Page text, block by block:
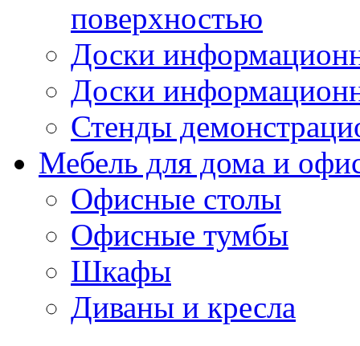
поверхностью
Доски
Доски
Стенды
Мебель для дома и
Офисные столы
Офисные тумбы
Шкафы
Диваны и кресла